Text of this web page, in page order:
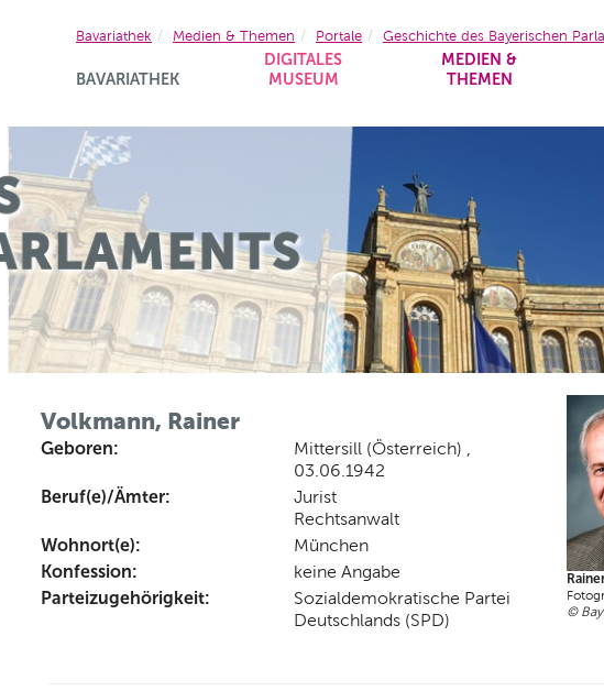
BAVARIATHEK
DIGITALES
MUSEUM
MEDIEN &
THEMEN
Bavariathek Medien & Themen Portale Geschichte des Bayerischen
Volkmann, Rainer
Geboren:
Mittersill (Österreich) ,
03.06.1942
Beruf(e)/Ämter:
Jurist
Rechtsanwalt
Wohnort(e): München
Konfession: keine Angabe
Parteizugehörigkeit:
Sozialdemokratische Partei
Deutschlands (SPD)
©